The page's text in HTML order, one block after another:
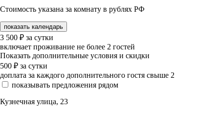
Стоимость указана за комнату в рублях РФ
показать календарь
3 500 ₽ за сутки
включает проживание не более 2 гостей
Показать дополнительные условия и скидки
500 ₽ за сутки
доплата за каждого дополнительного гостя свыше 2
показывать предложения рядом
Кузнечная улица, 23